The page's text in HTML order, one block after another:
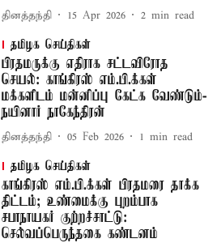
தினத்தந்தி 15 Apr 2026 2 min read
தமிழக செய்திகள்
பிரதமருக்கு எதிராக சட்டவிரோத
செயல்: காங்கிரஸ் எம்.பி.க்கள்
மக்களிடம் மன்னிப்பு கேட்க வேண்டும்-
நயினார் நாகேந்திரன்
தினத்தந்தி 05 Feb 2026 1 min read
தமிழக செய்திகள்
காங்கிரஸ் எம்.பி.க்கள் பிரதமரை தாக்க
திட்டம்; உண்மைக்கு புறம்பாக
சபாநாயகர் குற்றச்சாட்டு:
செல்வப்பெருந்தகை கண்டனம்